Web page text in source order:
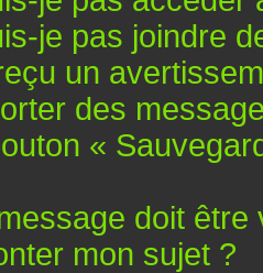
je pas joindre
un
des
«
doit être
mon sujet ?